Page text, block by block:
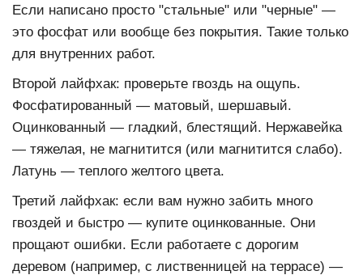
Если написано просто "стальные" или "черные" —
это фосфат или вообще без покрытия. Такие только
для внутренних работ.
Второй лайфхак: проверьте гвоздь на ощупь.
Фосфатированный — матовый, шершавый.
Оцинкованный — гладкий, блестящий. Нержавейка
— тяжелая, не магнитится (или магнитится слабо).
Латунь — теплого желтого цвета.
Третий лайфхак: если вам нужно забить много
гвоздей и быстро — купите оцинкованные. Они
прощают ошибки. Если работаете с дорогим
деревом (например, с лиственницей на террасе) —